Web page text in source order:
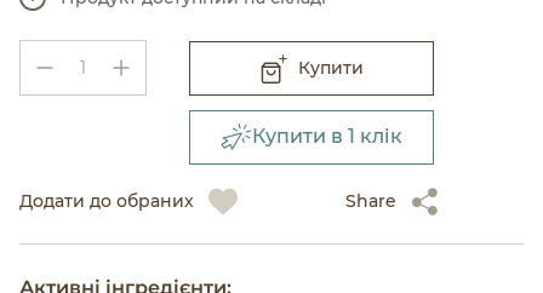
Купити
Купити в 1 клік
Додати до обраних Share
Активні інгредієнти: